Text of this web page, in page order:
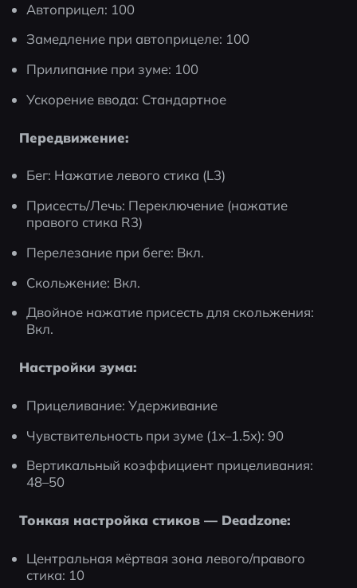
Автоприцел: 100
Замедление при автоприцеле: 100
Прилипание при зуме: 100
Ускорение ввода: Стандартное
Передвижение:
Бег: Нажатие левого стика (L3)
Присесть/Лечь: Переключение (нажатие
правого стика R3)
Перелезание при беге: Вкл.
Скольжение: Вкл.
Двойное нажатие присесть для скольжения:
Вкл.
Настройки зума:
Прицеливание: Удерживание
Чувствительность при зуме (1x–1.5x): 90
Вертикальный коэффициент прицеливания:
48–50
Тонкая настройка стиков — Deadzone:
Центральная мёртвая зона левого/правого
стика: 10